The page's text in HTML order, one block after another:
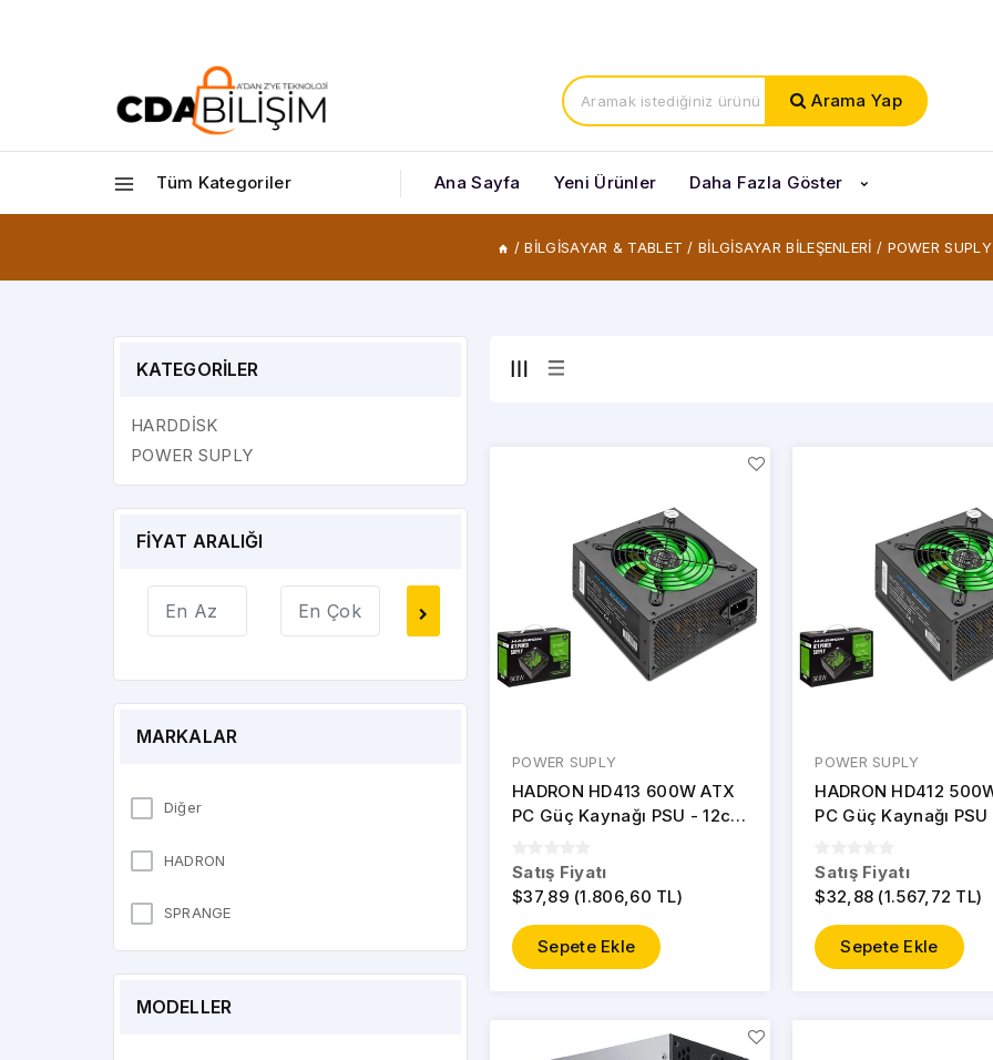
Arama Yap
Tüm Kategoriler Ana Sayfa Yeni Ürünler Daha Fazla Göster
/ BİLGİSAYAR & TABLET / BİLGİSAYAR BİLEŞENLERİ / POWER SUPLY
KATEGORİLER
HARDDİSK
POWER SUPLY
FİYAT ARALIĞI
MARKALAR
Diğer
HADRON
SPRANGE
MODELLER
POWER SUPLY
HADRON HD413 600W ATX
PC Güç Kaynağı PSU - 12cm
Satış Fiyatı
$37,89 (1.806,60 TL)
Sepete Ekle
POWER SUPLY
HADRON HD412
PC Güç Kaynağı
Satış Fiyatı
$32,88 (1.567,72 TL)
Sepete Ekle